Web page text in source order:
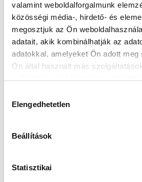
valamint weboldalforgalmunk
közösségi média-, hirdető- és
megosztjuk az Ön
adatait, akik kombinálhatják az
adatokkal, amelyeket Ön adott
Ön által használt más
kiválasztása
Elengedhetetlen
Beállítások
Statisztikai